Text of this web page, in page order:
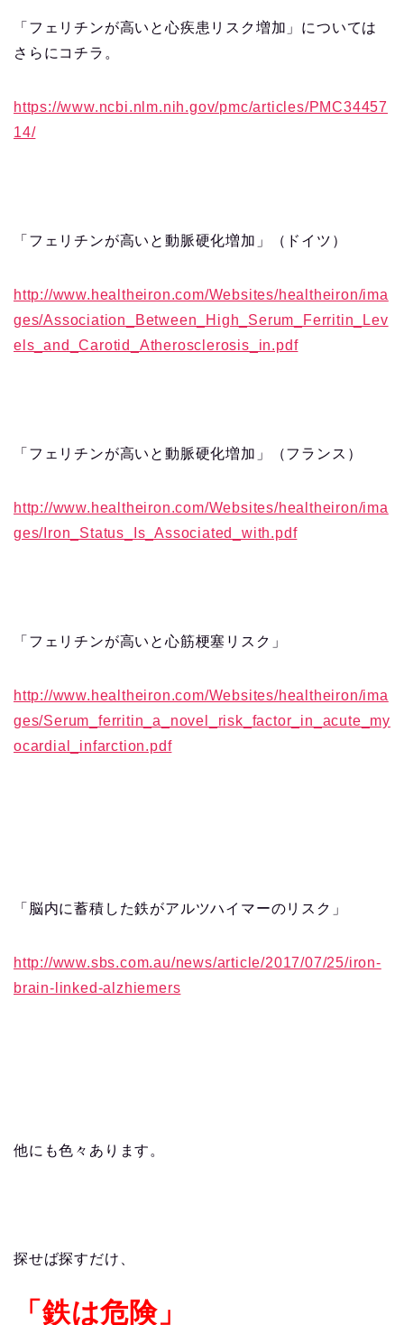
「フェリチンが高いと心疾患リスク増加」については
さらにコチラ。
https://www.ncbi.nlm.nih.gov/pmc/articles/PMC34457
14/
「フェリチンが高いと動脈硬化増加」（ドイツ）
http://www.healtheiron.com/Websites/healtheiron/ima
ges/Association_Between_High_Serum_Ferritin_Lev
els_and_Carotid_Atherosclerosis_in.pdf
「フェリチンが高いと動脈硬化増加」（フランス）
http://www.healtheiron.com/Websites/healtheiron/ima
ges/Iron_Status_Is_Associated_with.pdf
「フェリチンが高いと心筋梗塞リスク」
http://www.healtheiron.com/Websites/healtheiron/ima
ges/Serum_ferritin_a_novel_risk_factor_in_acute_my
ocardial_infarction.pdf
「脳内に蓄積した鉄がアルツハイマーのリスク」
http://www.sbs.com.au/news/article/2017/07/25/iron-
brain-linked-alzhiemers
他にも色々あります。
探せば探すだけ、
「鉄は危険」